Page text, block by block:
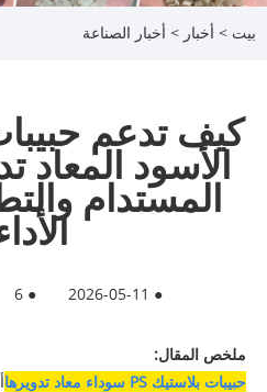
بيت > أخبار > أخبار الصناعة
الأسود المعاد
المستدام
●
2026-05-11
●
6
ملخص المقال:
حبيبات بلاستيك PS سوداء معاد تدويرها